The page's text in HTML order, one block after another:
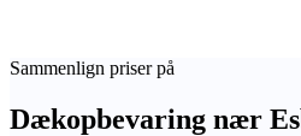
Sammenlign priser på
Dækopbevaring nær